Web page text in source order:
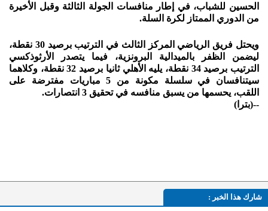
الحسين للشباب، في إطار منافسات الجولة الثالثة وقبل الأخيرة
من الدوري الممتاز لكرة السلة.
ويحتل فريق الرياضي المركز الثالث في الترتيب برصيد 30 نقطة،
ليضمن الظفر بالميدالية البرونزية، فيما يتصدر الأرثوذكسي
الترتيب برصيد 34 نقطة، يليه الأهلي ثانيا برصيد 32 نقطة، وكلاهما
سيتنافسان في سلسلة مكونة من 5 مباريات مفترضة على
اللقب، يحسمها من يسبق منافسه في تحقيق 3 انتصارات.
--(بترا)
شارك هذا الخبر :